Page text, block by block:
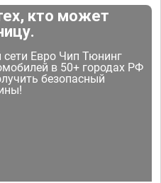
кто может
Евро Чип Тюнинг
в 50+ городах РФ
безопасный